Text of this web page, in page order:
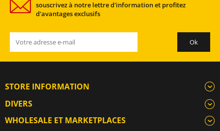
souscrivez à notre lettre d'information et profitez
d'avantages exclusifs
STORE INFORMATION
DIVERS
WHOLESALE ET MARKETPLACES